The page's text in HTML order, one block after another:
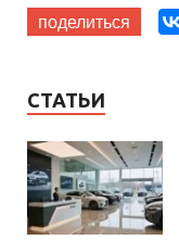
поделиться
СТАТЬИ